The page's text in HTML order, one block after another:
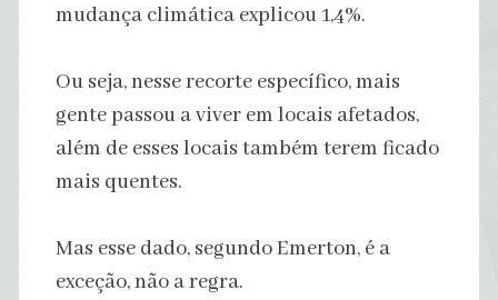
mudança climática explicou 1,4%.
Ou seja, nesse recorte específico, mais
gente passou a viver em locais afetados,
além de esses locais também terem ficado
mais quentes.
Mas esse dado, segundo Emerton, é a
exceção, não a regra.